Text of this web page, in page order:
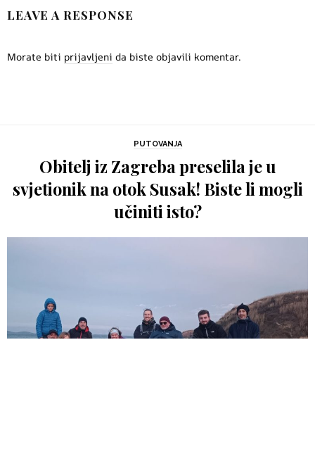
LEAVE A RESPONSE
Morate biti prijavljeni da biste objavili komentar.
PUTOVANJA
Obitelj iz Zagreba preselila je u
svjetionik na otok Susak! Biste li mogli
učiniti isto?